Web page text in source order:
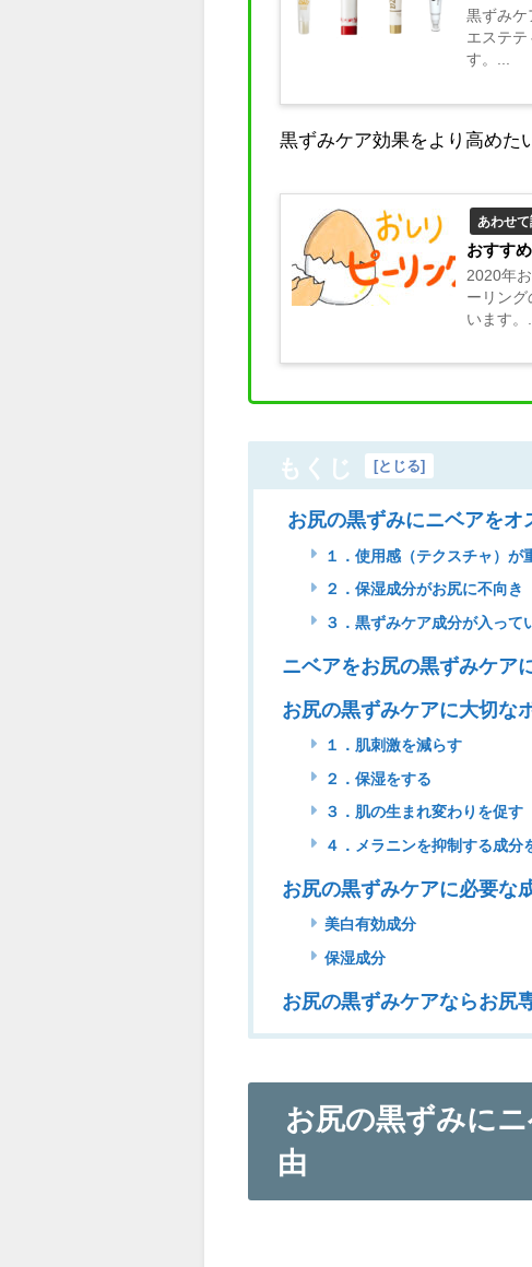
黒ずみケ
エステテ
す。...
黒ずみケア効果をより高めた
あわせ
おすす
は…？
2020年
ーリング
います。...
もくじ [とじる]
お尻の黒ずみにニベアをオ
１．使用感（テクスチャ）が
２．保湿成分がお尻に不向き
３．黒ずみケア成分が入って
ニベアをお尻の黒ずみケア
お尻の黒ずみケアに大切な
１．肌刺激を減らす
２．保湿をする
３．肌の生まれ変わりを促す
４．メラニンを抑制する成分
お尻の黒ずみケアに必要な
美白有効成分
保湿成分
お尻の黒ずみケアならお尻
お尻の黒ずみに
由